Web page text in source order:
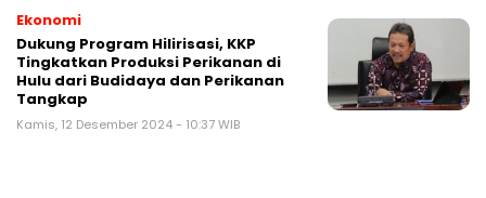
Ekonomi
Dukung Program Hilirisasi, KKP
Tingkatkan Produksi Perikanan di
Hulu dari Budidaya dan Perikanan
Tangkap
Kamis, 12 Desember 2024 - 10:37 WIB